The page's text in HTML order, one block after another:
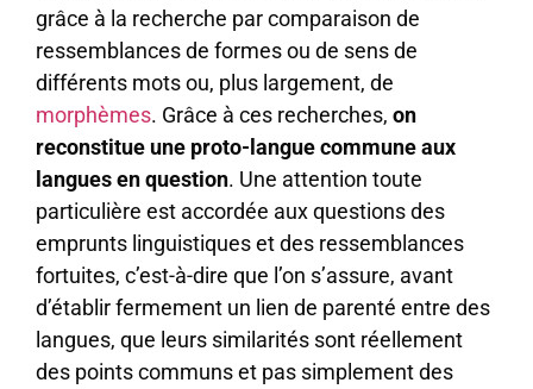
grâce à la recherche par comparaison de
ressemblances de formes ou de sens de
différents mots ou, plus largement, de
morphèmes. Grâce à ces recherches, on
reconstitue une proto-langue commune aux
langues en question. Une attention toute
particulière est accordée aux questions des
emprunts linguistiques et des ressemblances
fortuites, c’est-à-dire que l’on s’assure, avant
d’établir fermement un lien de parenté entre des
langues, que leurs similarités sont réellement
des points communs et pas simplement des